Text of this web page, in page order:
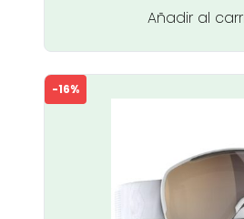
Añadir al
-16%